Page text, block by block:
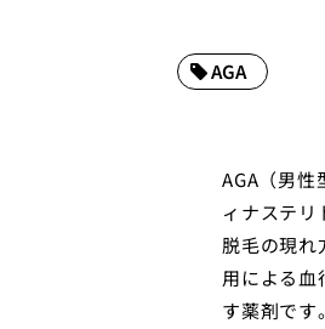
AGA
AGA（男性
ィナステ
脱毛の現れ
用による血
す薬剤です